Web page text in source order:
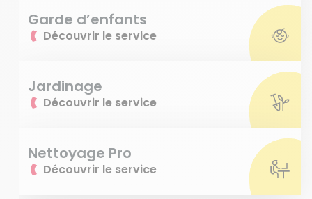
Garde d’enfants
Découvrir le service
Jardinage
Découvrir le service
Nettoyage Pro
Découvrir le service